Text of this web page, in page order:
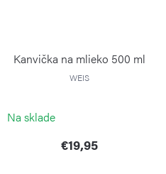
Kanvička na mlieko 500 ml
WEIS
Na sklade
€19,95